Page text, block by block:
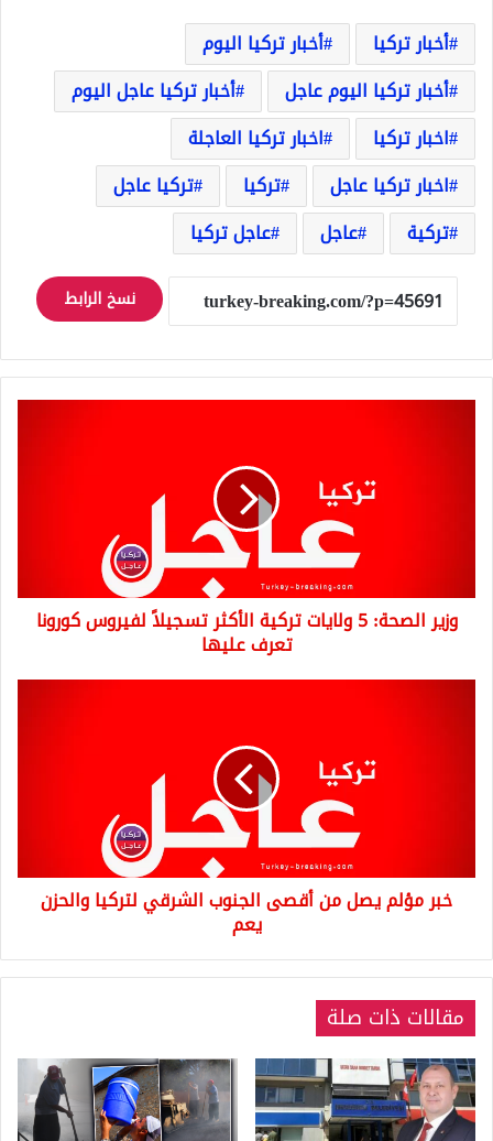
أخبار تركيا
أخبار تركيا اليوم
أخبار تركيا اليوم عاجل
أخبار تركيا عاجل اليوم
اخبار تركيا
اخبار تركيا العاجلة
اخبار تركيا عاجل
تركيا
تركيا عاجل
تركية
عاجل عاجل تركيا
نسخ الرابط
كورونا
تعرف
عليها
وزير الصحة: 5 ولايات تركية الأكثر تسجيلاً لفيروس كورونا
تعرف عليها
والحزن
خبر مؤلم يصل من أقصى الجنوب الشرقي لتركيا والحزن
يعم
مقالات ذات صلة